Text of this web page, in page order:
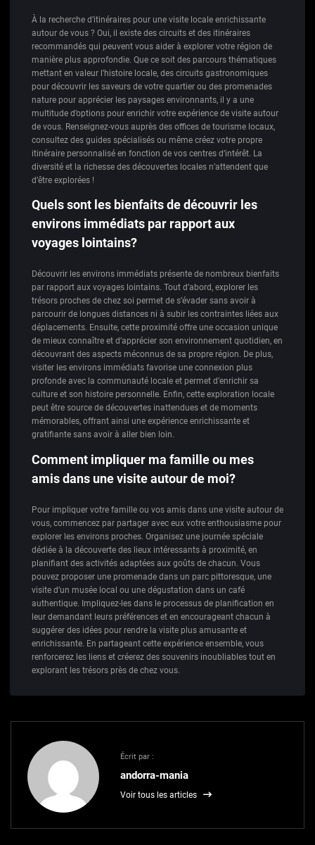
À la recherche d’itinéraires pour une visite locale enrichissante
autour de vous ? Oui, il existe des circuits et des itinéraires
recommandés qui peuvent vous aider à explorer votre région de
manière plus approfondie. Que ce soit des parcours thématiques
mettant en valeur l’histoire locale, des circuits gastronomiques
pour découvrir les saveurs de votre quartier ou des promenades
nature pour apprécier les paysages environnants, il y a une
multitude d’options pour enrichir votre expérience de visite autour
de vous. Renseignez-vous auprès des offices de tourisme locaux,
consultez des guides spécialisés ou même créez votre propre
itinéraire personnalisé en fonction de vos centres d’intérêt. La
diversité et la richesse des découvertes locales n’attendent que
d’être explorées !
Quels sont les bienfaits de découvrir les
environs immédiats par rapport aux
voyages lointains?
Découvrir les environs immédiats présente de nombreux bienfaits
par rapport aux voyages lointains. Tout d’abord, explorer les
trésors proches de chez soi permet de s’évader sans avoir à
parcourir de longues distances ni à subir les contraintes liées aux
déplacements. Ensuite, cette proximité offre une occasion unique
de mieux connaître et d’apprécier son environnement quotidien, en
découvrant des aspects méconnus de sa propre région. De plus,
visiter les environs immédiats favorise une connexion plus
profonde avec la communauté locale et permet d’enrichir sa
culture et son histoire personnelle. Enfin, cette exploration locale
peut être source de découvertes inattendues et de moments
mémorables, offrant ainsi une expérience enrichissante et
gratifiante sans avoir à aller bien loin.
Comment impliquer ma famille ou mes
amis dans une visite autour de moi?
Pour impliquer votre famille ou vos amis dans une visite autour de
vous, commencez par partager avec eux votre enthousiasme pour
explorer les environs proches. Organisez une journée spéciale
dédiée à la découverte des lieux intéressants à proximité, en
planifiant des activités adaptées aux goûts de chacun. Vous
pouvez proposer une promenade dans un parc pittoresque, une
visite d’un musée local ou une dégustation dans un café
authentique. Impliquez-les dans le processus de planification en
leur demandant leurs préférences et en encourageant chacun à
suggérer des idées pour rendre la visite plus amusante et
enrichissante. En partageant cette expérience ensemble, vous
renforcerez les liens et créerez des souvenirs inoubliables tout en
explorant les trésors près de chez vous.
Écrit par :
andorra-mania
Voir tous les articles